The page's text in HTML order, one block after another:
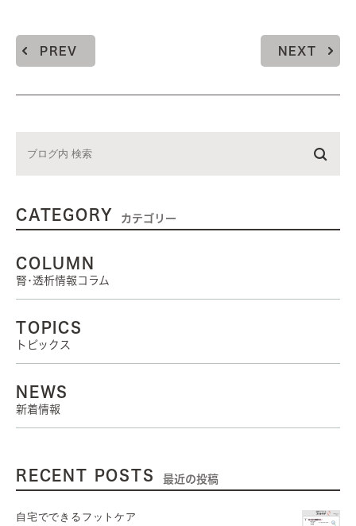
PREV NEXT
CATEGORY カテゴリー
COLUMN
腎･透析情報コラム
TOPICS
トピックス
NEWS
新着情報
RECENT POSTS 最近の投稿
自宅でできるフットケア